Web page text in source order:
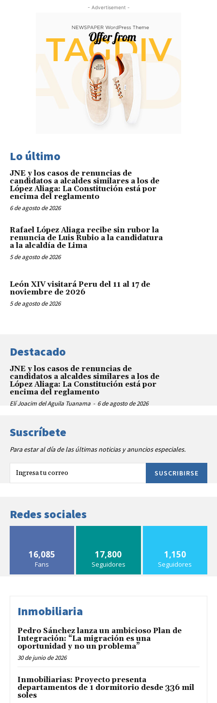
- Advertisement -
Lo último
JNE y los casos de renuncias de
candidatos a alcaldes similares a los de
López Aliaga: La Constitución está por
encima del reglamento
6 de agosto de 2026
Rafael López Aliaga recibe sin rubor la
renuncia de Luis Rubio a la candidatura
a la alcaldía de Lima
5 de agosto de 2026
León XIV visitará Peru del 11 al 17 de
noviembre de 2026
5 de agosto de 2026
Destacado
JNE y los casos de renuncias de
candidatos a alcaldes similares a los de
López Aliaga: La Constitución está por
encima del reglamento
Elí Joacim del Aguila Tuanama - 6 de agosto de 2026
Suscríbete
Para estar al día de las últimas noticias y anuncios especiales.
SUSCRIBIRSE
Redes sociales
16,085
Fans
17,800
Seguidores
1,150
Seguidores
Inmobiliaria
Pedro Sánchez lanza un ambicioso Plan de
Integración: “La migración es una
oportunidad y no un problema”
30 de junio de 2026
Inmobiliarias: Proyecto presenta
departamentos de 1 dormitorio desde 336 mil
soles